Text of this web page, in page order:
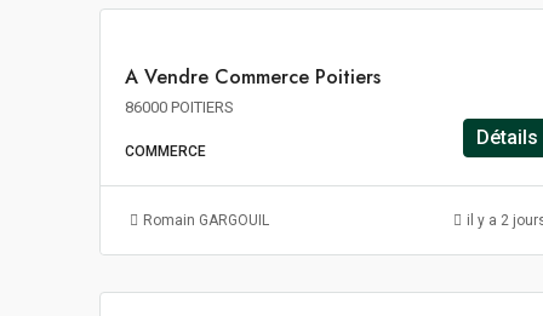
VENDRE
A Vendre Commerce Poitiers
86000 POITIERS
COMMERCE
Détails
Romain GARGOUIL il y a 2
138€
HT